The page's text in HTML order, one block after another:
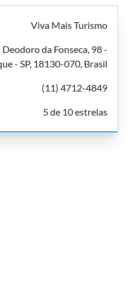
Viva Mais Turismo
da Fonseca, 98 -
- SP, 18130-070, Brasil
(11) 4712-4849
5 de 10 estrelas